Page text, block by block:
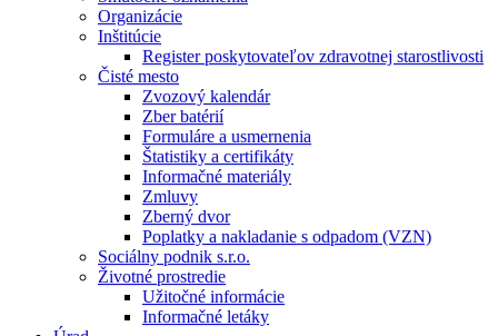
Organizácie
Inštitúcie
Register poskytovateľov zdravotnej starostlivosti
Čisté mesto
Zvozový kalendár
Zber batérií
Formuláre a usmernenia
Štatistiky a certifikáty
Informačné materiály
Zmluvy
Zberný dvor
Poplatky a nakladanie s odpadom (VZN)
Sociálny podnik s.r.o.
Životné prostredie
Užitočné informácie
Informačné letáky